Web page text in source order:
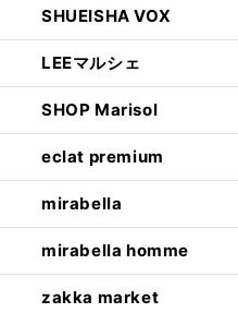
SHUEISHA VOX
LEEマルシェ
SHOP Marisol
eclat premium
mirabella
mirabella homme
zakka market